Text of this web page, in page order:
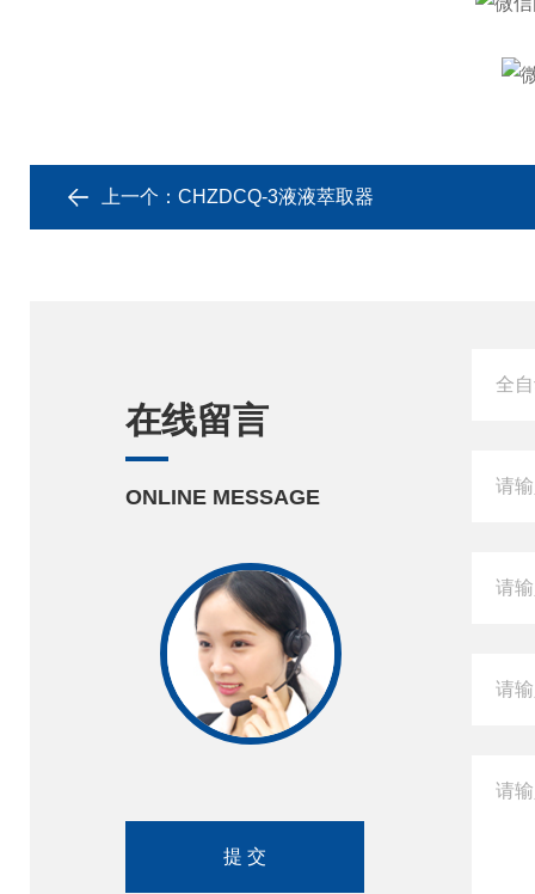
上一个： CHZDCQ-3液液萃取器
在线留言
ONLINE MESSAGE